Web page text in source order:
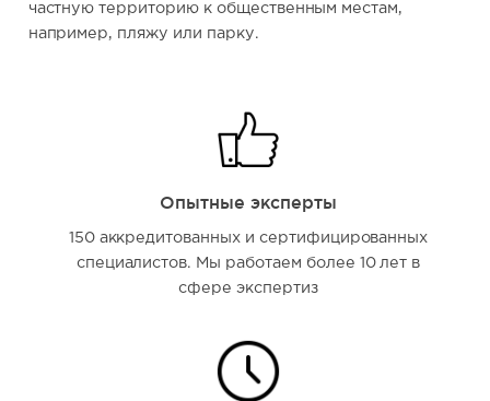
частную территорию к общественным местам,
например, пляжу или парку.
Опытные эксперты
150 аккредитованных и сертифицированных
специалистов. Мы работаем более 10 лет в
сфере экспертиз